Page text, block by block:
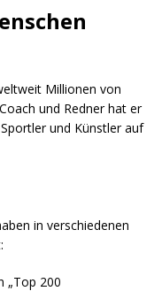
Millionen von
und Redner hat er
und Künstler auf
in verschiedenen
„Top 200